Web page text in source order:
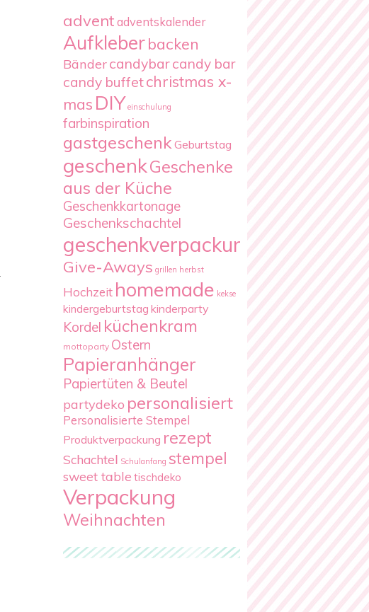
advent adventskalender
Aufkleberbacken
Bändercandybarcandy bar
candy buffetchristmas x-
mas DIY einschulung
farbinspiration
gastgeschenkGeburtstag
geschenkGeschenke
aus der Küche
Geschenkkartonage
Geschenkschachtel
geschenkverpackung
Give-Aways grillen herbst
Hochzeit homemade kekse
kindergeburtstag kinderparty
Kordel küchenkram
mottoparty Ostern
Papieranhänger
Papiertüten & Beutel
partydeko personalisiert
Personalisierte Stempel
Produktverpackung rezept
Schachtel Schulanfang stempel
sweet table tischdeko
Verpackung
Weihnachten